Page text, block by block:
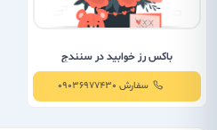
باکس رز خوابید در سنندج
سفارش 09036977430